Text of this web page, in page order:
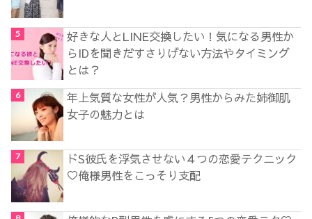
好きな人とLINE交換したい！気になる男性か
らIDを聞きだすさりげない方法やタイミング
とは？
年上気質な女性が人気？男性からみた姉御肌
女子の魅力とは
ドS彼氏を浮気させない４つの恋愛テクニック
♡俺様男性をこっそり支配